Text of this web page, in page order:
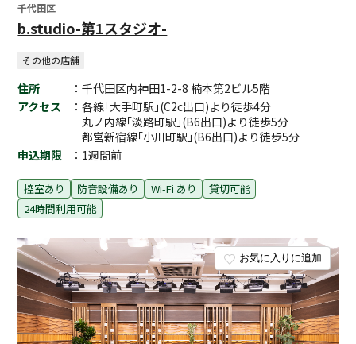
お気に入りに追加
千代田区
b.studio-第1スタジオ-
その他の店舗
住所
：千代田区内神田1-2-8 楠本第2ビル5階
アクセス
：各線｢大手町駅｣(C2c出口)より徒歩4分
丸ノ内線｢淡路町駅｣(B6出口)より徒歩5分
都営新宿線｢小川町駅｣(B6出口)より徒歩5分
申込期限
：1週間前
控室あり 防音設備あり Wi-Fi あり
貸切可能
24時間利用可能